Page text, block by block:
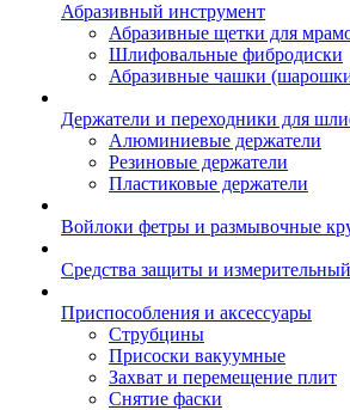
Абразивный инструмент
Абразивные щетки для
Шлифовальные фибродиски
Абразивные чашки
Держатели и переходники для
Алюминиевые держатели
Резиновые держатели
Пластиковые держатели
Войлоки фетры и размывочные
Средства защиты и
Приспособления и аксессуары
Струбцины
Присоски вакуумные
Захват и перемещение плит
Снятие фаски